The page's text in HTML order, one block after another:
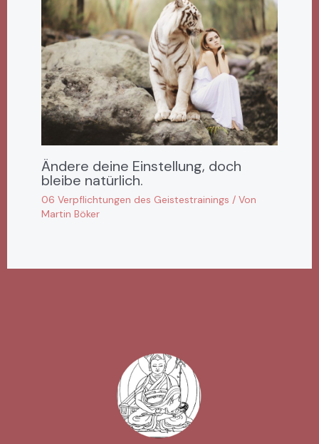
Ändere deine Einstellung, doch
bleibe natürlich.
06 Verpflichtungen des Geistestrainings / Von
Martin Böker